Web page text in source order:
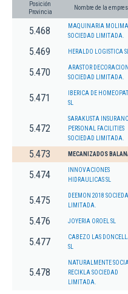
Posición
Provincia
Nombre de la
5.468
MAQUINARIA
SOCIEDAD LIMITADA.
5.469 HERALDO LOGISTICA
5.470
ARASTOR DECORACION
SOCIEDAD LIMITADA.
5.471
IBERICA DE
SL
5.472
SARAKUSTA
PERSONAL FACILITIES
SOCIEDAD LIMITADA.
5.473 MECANIZADOS
5.474
INNOVACIONES
HIDRAULICAS SL
5.475
DEEMON 2018
LIMITADA.
5.476 JOYERIA OROEL SL
5.477
CABEZO LAS
SL
5.478
NATURALMENTE
RECIKLA SOCIEDAD
LIMITADA.